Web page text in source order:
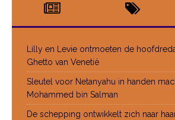
Lilly en Levie ontmoeten de
Ghetto van Venetië
Sleutel voor Netanyahu in handen
Mohammed bin Salman
De schepping ontwikkelt zich naar